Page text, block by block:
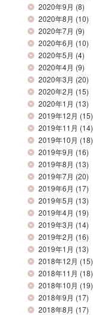
2020年9月 (8)
2020年8月 (10)
2020年7月 (9)
2020年6月 (10)
2020年5月 (4)
2020年4月 (9)
2020年3月 (20)
2020年2月 (15)
2020年1月 (13)
2019年12月 (15)
2019年11月 (14)
2019年10月 (18)
2019年9月 (16)
2019年8月 (13)
2019年7月 (20)
2019年6月 (17)
2019年5月 (13)
2019年4月 (19)
2019年3月 (14)
2019年2月 (16)
2019年1月 (13)
2018年12月 (15)
2018年11月 (18)
2018年10月 (19)
2018年9月 (17)
2018年8月 (17)